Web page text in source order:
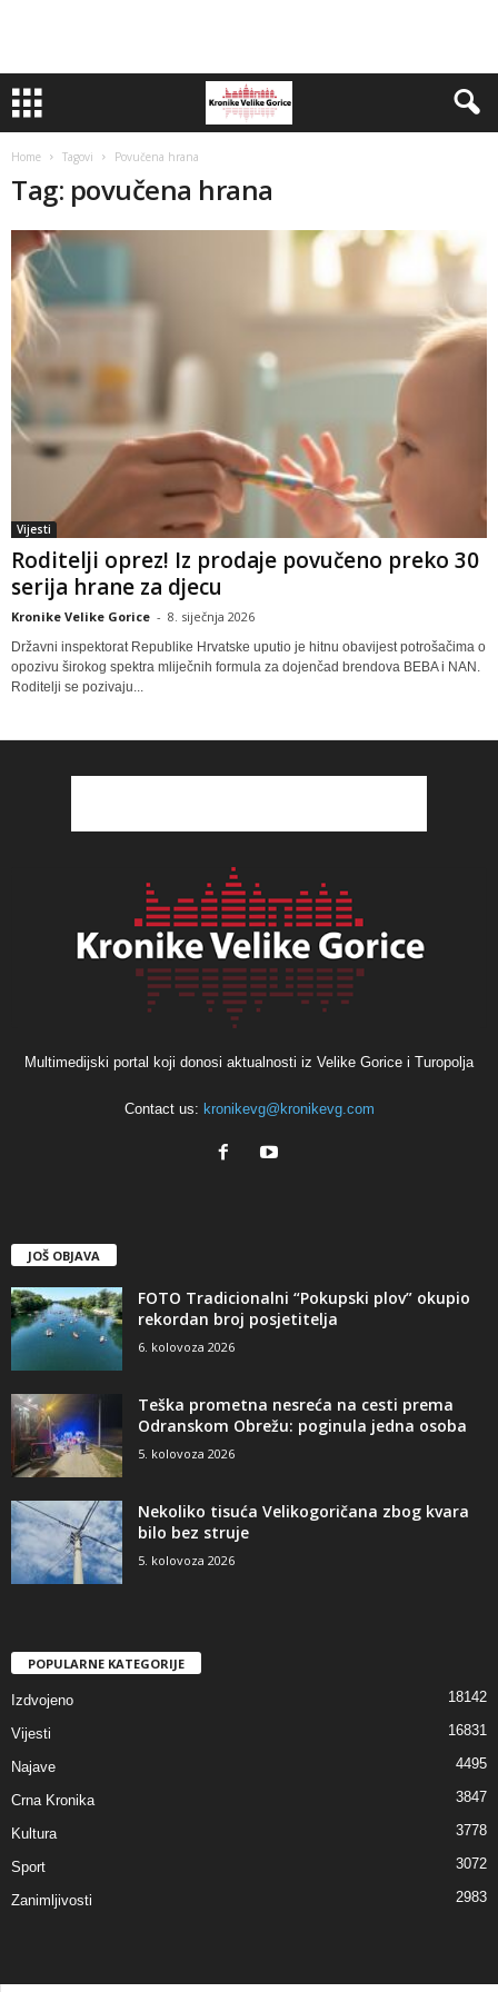
Home Tagovi Povučena hrana
Tag: povučena hrana
Vijesti
Roditelji oprez! Iz prodaje povučeno preko 30
serija hrane za djecu
Kronike Velike Gorice - 8. siječnja 2026
Državni inspektorat Republike Hrvatske uputio je hitnu obavijest potrošačima o
opozivu širokog spektra mliječnih formula za dojenčad brendova BEBA i NAN.
Roditelji se pozivaju...
Multimedijski portal koji donosi aktualnosti iz Velike Gorice i Turopolja
Contact us: kronikevg@kronikevg.com
JOŠ OBJAVA
FOTO Tradicionalni “Pokupski plov” okupio
rekordan broj posjetitelja
6. kolovoza 2026
Teška prometna nesreća na cesti prema
Odranskom Obrežu: poginula jedna osoba
5. kolovoza 2026
Nekoliko tisuća Velikogoričana zbog kvara
bilo bez struje
5. kolovoza 2026
POPULARNE KATEGORIJE
Izdvojeno 18142
Vijesti 16831
Najave 4495
Crna Kronika 3847
Kultura 3778
Sport 3072
Zanimljivosti 2983